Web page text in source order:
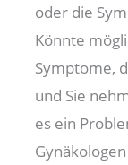
oder die
Könnte
Symptome,
und Sie
es ein